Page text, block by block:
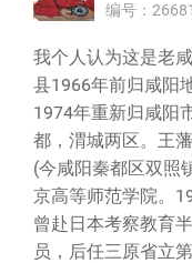
编号：
我个人认为这是老
县1966年前归咸阳
1974年重新归咸阳
都，渭城两区。王
(今咸阳秦都区双照
京高等师范学院。
曾赴日本考察教育
员，后任三原省立